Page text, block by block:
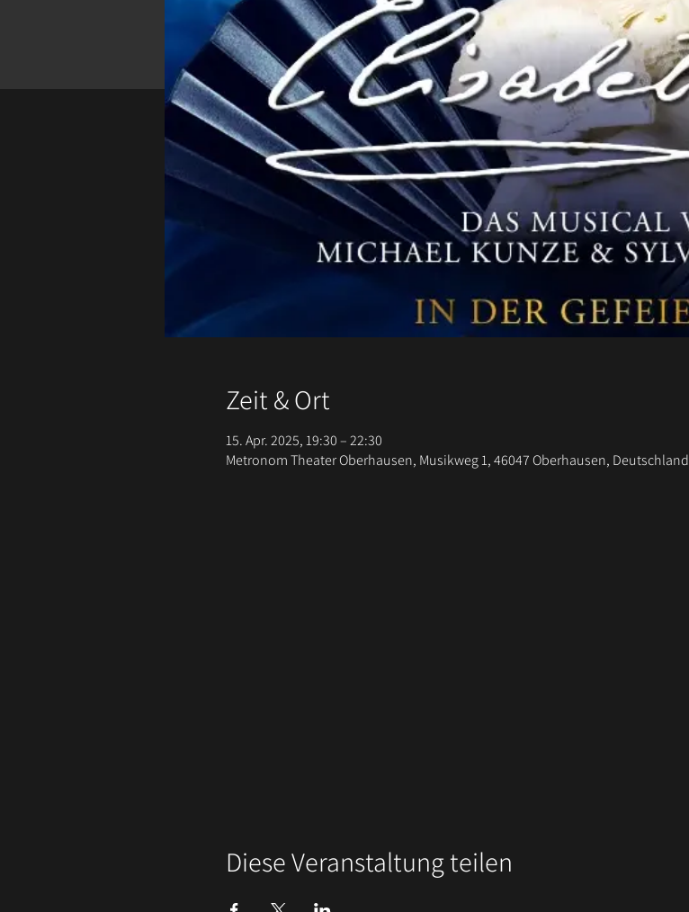
Zeit & Ort
15. Apr. 2025, 19:30 – 22:30
Metronom Theater Oberhausen, Musikweg 1, 46047 Oberhausen, Deutschland
Diese Veranstaltung teilen